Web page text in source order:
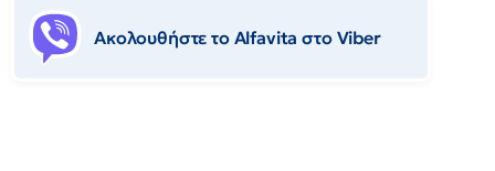
Ακολουθήστε το Αlfavita στο Viber